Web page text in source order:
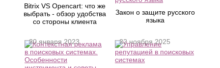
Bitrix VS Opencart: что же
выбрать - обзор удобства
со стороны клиента
Закон о защите русского
языка
20 января 2023 22 ноября 2025